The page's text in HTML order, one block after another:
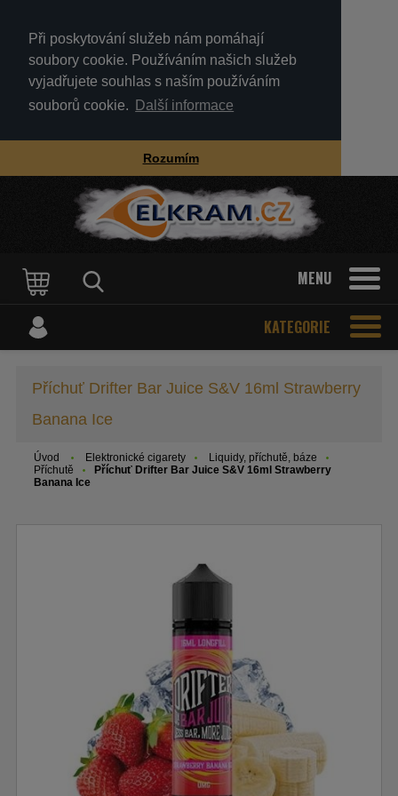
Při poskytování služeb nám pomáhají
soubory cookie. Používáním našich služeb
vyjadřujete souhlas s naším používáním
souborů cookie.
Další informace
Rozumím
MENU
KATEGORIE
Příchuť Drifter Bar Juice S&V 16ml Strawberry
Banana Ice
Úvod Elektronické cigarety
Liquidy, příchutě, báze
Příchutě
Příchuť Drifter Bar Juice S&V 16ml Strawberry
Banana Ice